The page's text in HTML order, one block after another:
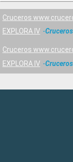
Cruceros
EXPLORA IV
Cruceros
EXPLORA IV